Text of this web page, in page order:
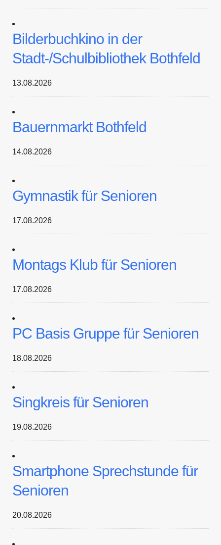
Bilderbuchkino in der
Stadt-/Schulbibliothek Bothfeld
13.08.2026
Bauernmarkt Bothfeld
14.08.2026
Gymnastik für Senioren
17.08.2026
Montags Klub für Senioren
17.08.2026
PC Basis Gruppe für Senioren
18.08.2026
Singkreis für Senioren
19.08.2026
Smartphone Sprechstunde für
Senioren
20.08.2026